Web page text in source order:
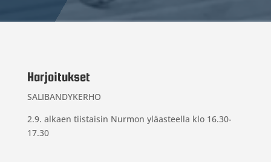
Harjoitukset
SALIBANDYKERHO
2.9. alkaen tiistaisin Nurmon yläasteella klo 16.30-
17.30